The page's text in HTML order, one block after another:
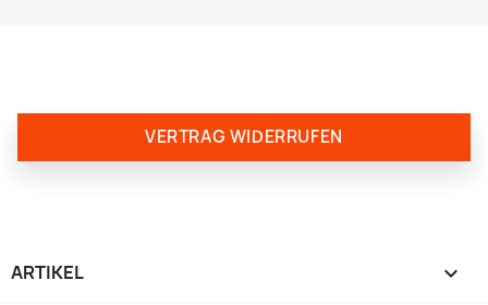
VERTRAG WIDERRUFEN
ARTIKEL 